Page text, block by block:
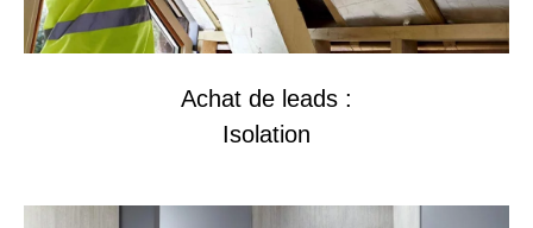
Achat de leads :
Isolation